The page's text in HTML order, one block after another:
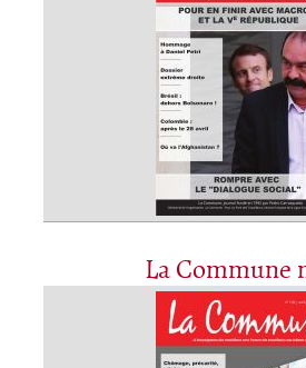
La Commune